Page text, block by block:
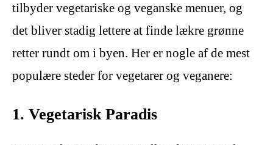
tilbyder vegetariske og veganske menuer, og
det bliver stadig lettere at finde lækre grønne
retter rundt om i byen. Her er nogle af de mest
populære steder for vegetarer og veganere:
1. Vegetarisk Paradis